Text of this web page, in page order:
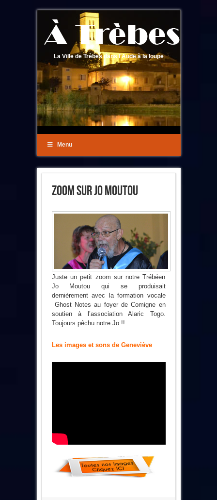
La Ville de Trèbes dans l'Aude à la loupe
Menu
Zoom Sur Jo Moutou
Juste un petit zoom sur notre Trébéen
Jo Moutou qui se produisait
dernièrement avec la formation vocale
Ghost Notes au foyer de Comigne en
soutien à l’association Alaric Togo.
Toujours pêchu notre Jo !!
Les images et sons de Geneviève